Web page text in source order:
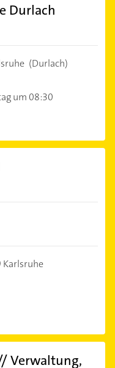
Durlach
(Durlach)
um 08:30
Karlsruhe
Verwaltung,